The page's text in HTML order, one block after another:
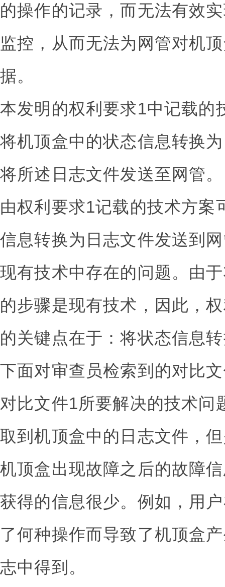
的操作的记录，而无法有效
监控，从而无法为网管对机
据。
本发明的权利要求1中记载的
将机顶盒中的状态信息转换
将所述日志文件发送至网管。
由权利要求1记载的技术方案
信息转换为日志文件发送到
现有技术中存在的问题。由
的步骤是现有技术，因此，
的关键点在于：将状态信息
下面对审查员检索到的对比
对比文件1所要解决的技术问
取到机顶盒中的日志文件，
机顶盒出现故障之后的故障
获得的信息很少。例如，用
了何种操作而导致了机顶盒
志中得到。